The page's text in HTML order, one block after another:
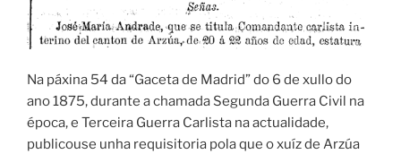
Na páxina 54 da “Gaceta de Madrid” do 6 de xullo do
ano 1875, durante a chamada Segunda Guerra Civil na
época, e Terceira Guerra Carlista na actualidade,
publicouse unha requisitoria pola que o xuíz de Arzúa